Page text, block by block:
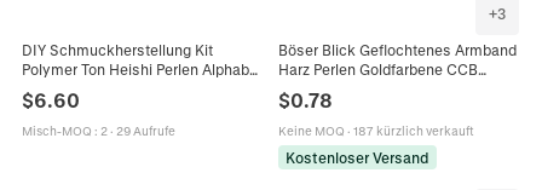
DIY Schmuckherstellung Kit
Polymer Ton Heishi Perlen Alphabet
Perlen Metall Anhänger Elastische
Schnur Für Armbänder Halsketten
$6.60
Misch-MOQ : 2· 29 Aufrufe
+3
Böser Blick Geflochtenes Armband
Harz Perlen Goldfarbene CCB
Verstellbare Schnur Böhmischer
Handgefertigter Schmuck Damen
$0.78
Keine MOQ · 187 kürzlich verkauft
Kostenloser Versand